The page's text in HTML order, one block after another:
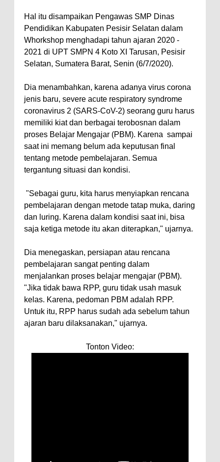
Hal itu disampaikan Pengawas SMP Dinas
Pendidikan Kabupaten Pesisir Selatan dalam
Whorkshop menghadapi tahun ajaran 2020 -
2021 di UPT SMPN 4 Koto XI Tarusan, Pesisir
Selatan, Sumatera Barat, Senin (6/7/2020).
Dia menambahkan, karena adanya virus corona
jenis baru, severe acute respiratory syndrome
coronavirus 2 (SARS-CoV-2) seorang guru harus
memiliki kiat dan berbagai terobosnan dalam
proses Belajar Mengajar (PBM). Karena sampai
saat ini memang belum ada keputusan final
tentang metode pembelajaran. Semua
tergantung situasi dan kondisi.
"Sebagai guru, kita harus menyiapkan rencana
pembelajaran dengan metode tatap muka, daring
dan luring. Karena dalam kondisi saat ini, bisa
saja ketiga metode itu akan diterapkan," ujarnya.
Dia menegaskan, persiapan atau rencana
pembelajaran sangat penting dalam
menjalankan proses belajar mengajar (PBM).
"Jika tidak bawa RPP, guru tidak usah masuk
kelas. Karena, pedoman PBM adalah RPP.
Untuk itu, RPP harus sudah ada sebelum tahun
ajaran baru dilaksanakan," ujarnya.
Tonton Video: